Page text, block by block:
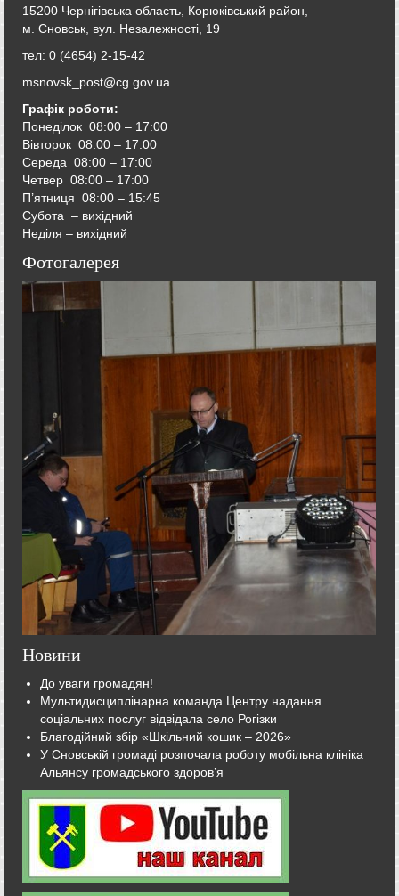
15200 Чернігівська область, Корюківський район,
м. Сновськ, вул. Незалежності, 19
тел: 0 (4654) 2-15-42
msnovsk_post@cg.gov.ua
Графік роботи:
Понеділок 08:00 – 17:00
Вівторок 08:00 – 17:00
Середа 08:00 – 17:00
Четвер 08:00 – 17:00
П’ятниця 08:00 – 15:45
Субота – вихідний
Неділя – вихідний
Фотогалерея
Новини
До уваги громадян!
Мультидисциплінарна команда Центру надання
соціальних послуг відвідала село Рогізки
Благодійний збір «Шкільний кошик – 2026»
У Сновській громаді розпочала роботу мобільна клініка
Альянсу громадського здоров’я